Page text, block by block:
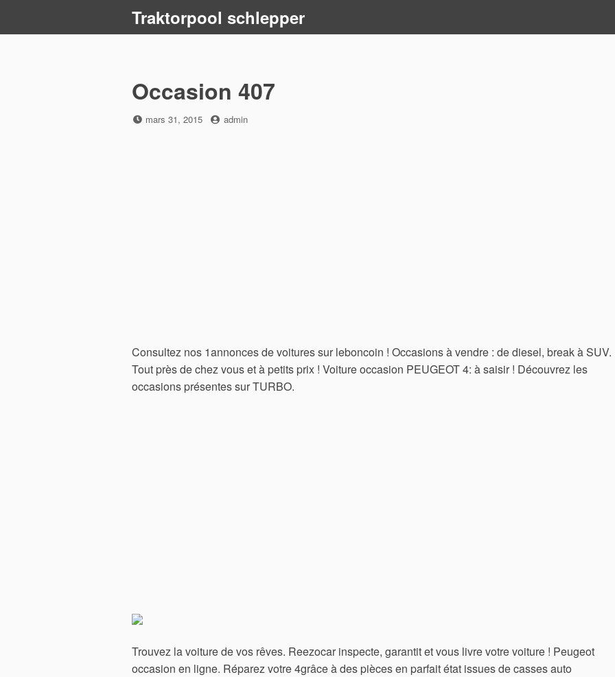
Traktorpool schlepper
Occasion 407
Posted
mars 31, 2015 by
admin
Consultez nos 1annonces de voitures sur leboncoin ! Occasions à vendre : de diesel, break à SUV.
Tout près de chez vous et à petits prix ! Voiture occasion PEUGEOT 4: à saisir ! Découvrez les
occasions présentes sur TURBO.
Trouvez la voiture de vos rêves. Reezocar inspecte, garantit et vous livre votre voiture ! Peugeot
occasion en ligne. Réparez votre 4grâce à des pièces en parfait état issues de casses auto